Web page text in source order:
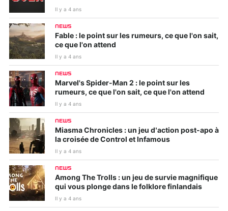
Il y a 4 ans
NEWS
Fable : le point sur les rumeurs, ce que l'on sait,
ce que l'on attend
Il y a 4 ans
NEWS
Marvel's Spider-Man 2 : le point sur les
rumeurs, ce que l'on sait, ce que l'on attend
Il y a 4 ans
NEWS
Miasma Chronicles : un jeu d’action post-apo à
la croisée de Control et Infamous
Il y a 4 ans
NEWS
Among The Trolls : un jeu de survie magnifique
qui vous plonge dans le folklore finlandais
Il y a 4 ans